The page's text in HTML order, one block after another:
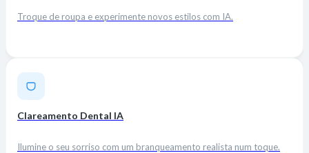
Troque de roupa e experimente novos estilos com IA.
Clareamento Dental IA
Ilumine o seu sorriso com um branqueamento realista num toque.